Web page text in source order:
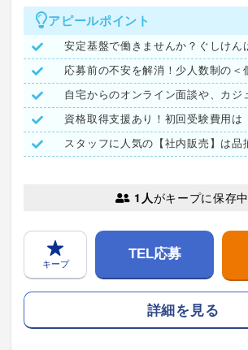
アピールポイント
1人がキープに保存中
キープ
TEL応募
詳細を見る